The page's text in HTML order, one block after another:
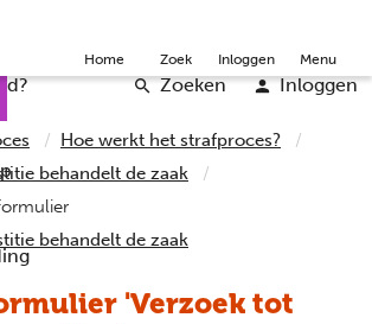
Word vrijwilliger English
Zoeken Inloggen
Home Zoek Inloggen Menu
Hoe werkt het strafproces?
behandelt de zaak
behandelt de zaak
'Verzoek tot